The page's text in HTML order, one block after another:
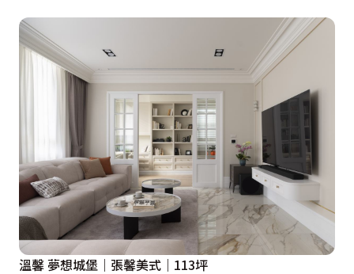
溫馨 夢想城堡｜張馨美式｜113坪